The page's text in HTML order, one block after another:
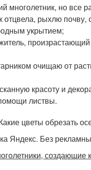
многолетник, но все
отцвела, рыхлю
укрытием;
очищаю от
красоту и
листвы.
Яндекс. Без
создающие